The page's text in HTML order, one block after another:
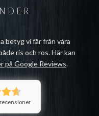
betyg vi får från våra
ris och ros. Här kan
på Google Reviews.